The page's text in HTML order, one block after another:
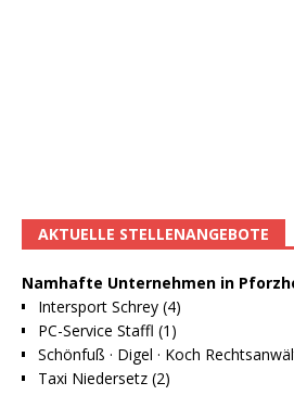
AKTUELLE STELLENANGEBOTE
Namhafte Unternehmen in
Intersport Schrey (4)
PC-Service Staffl (1)
Schönfuß · Digel · Koch
Taxi Niedersetz (2)